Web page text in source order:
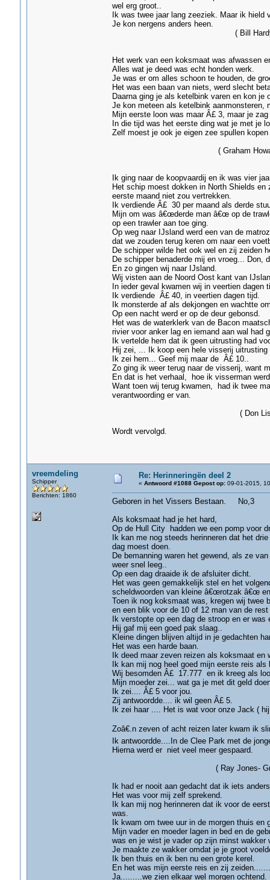
wel erg groot..
Ik was twee jaar lang zeeziek. Maar ik hield
Je kon nergens anders
( Bill Hardy-
Het werk van een koksmaat was afwassen
Alles wat je deed was echt honden werk.
Je was er om alles schoon te houden, de
Het was een baan van niets, werd slecht
Daarna ging je als ketelbink varen en kon je
Je kon meteen als ketelbink aanmonsteren,
Mijn eerste loon was maar Â£ 3, maar je
In die tijd was het eerste ding wat je met je
Zelf moest je ook je eigen zee spullen
( Graham Howard â€“
Ik ging naar de koopvaardij en ik was vier
Het schip moest dokken in North Shields
eerste maand niet zou vertrekken.
Ik verdiende Â£ 30 per maand als derde
Mijn om was â€œderde man â€œ op de
op een trawler aan toe ging.
Op weg naar IJsland werd een van de
dat we zouden terug keren om naar een
De schipper wilde het ook wel en zij zeiden
De schipper benaderde mij en vroeg... Don,
En zo gingen wij naar IJsland.
Wij visten aan de Noord Oost kant van
In ieder geval kwamen wij in veertien
Ik verdiende Â£ 40, in veertien dagen tijd.
Ik monsterde af als dekjongen en wachtte
Op een nacht werd er op de deur gebonsd.
Het was de waterklerk van de Bacon
rivier voor anker lag en iemand aan wal had
Ik vertelde hem dat ik geen uitrusting had
Hij zei, ... Ik koop een hele visserij
Ik zei hem... Geef mij maar de Â£ 10..
Zo ging ik weer terug naar de visserij, want
En dat is het verhaal, hoe ik visserman
Want toen wij terug kwamen, had ik twee
verantwoording er van.
( Don Lister-
Wordt vervolgd.
vreemdeling
Schipper
Berichten: 1860
Re: Herinneringën deel 2
« Antwoord #1088 Gepost op:09-01-2015,
Geboren in het Vissers Bestaan. No,3
Als koksmaat had je het hard,
Op de Hull City hadden we een pomp voor
Ik kan me nog steeds herinneren dat het
dag moest doen.
De bemanning waren het gewend, als ze
weer snel leeg..
Op een dag draaide ik de afsluiter dicht.
Het was geen gemakkelijk stel en het
scheldwoorden van kleine â€œrotzak â€œ
Toen ik nog koksmaat was, kregen wij twee
en een blik voor de 10 of 12 man van de
Ik verstopte op een dag de stroop en er
Hij gaf mij een goed pak slaag..
Kleine dingen blijven altijd in je gedachten
Het was een harde baan.
Ik deed maar zeven reizen als koksmaat en
Ik kan mij nog heel goed mijn eerste reis
Wij besomden Â£ 17.777 en ik kreeg als
Mijn moeder zei... wat ga je met dit geld
Ik zei.... Â£ 5 voor jou.
Zij antwoordde.... ik wil geen Â£ 5.
Ik zei haar .... Het is wat voor onze Jack (
Zoâ€.n zeven of acht reizen later kwam ik
Ik antwoordde....In de Clee Park met de
Hierna werd er niet veel meer
( Ray Jones-
Ik had er nooit aan gedacht dat ik iets
Het was voor mij zelf sprekend.
Ik kan mij nog herinneren dat ik voor de
was.
Ik kwam om twee uur in de morgen thuis en
Mijn vader en moeder lagen in bed en de
was en je wist je vader op zijn minst wakker
Je maakte ze wakker omdat je je groot
Ik ben thuis en ik ben nu een grote kerel.
En het was mijn eerste reis en zij
Ja.........we zien elkaar wel morgen ochtend.